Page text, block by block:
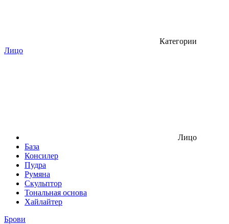
Категории
Лицо
Лицо
База
Консилер
Пудра
Румяна
Скульптор
Тональная основа
Хайлайтер
Брови